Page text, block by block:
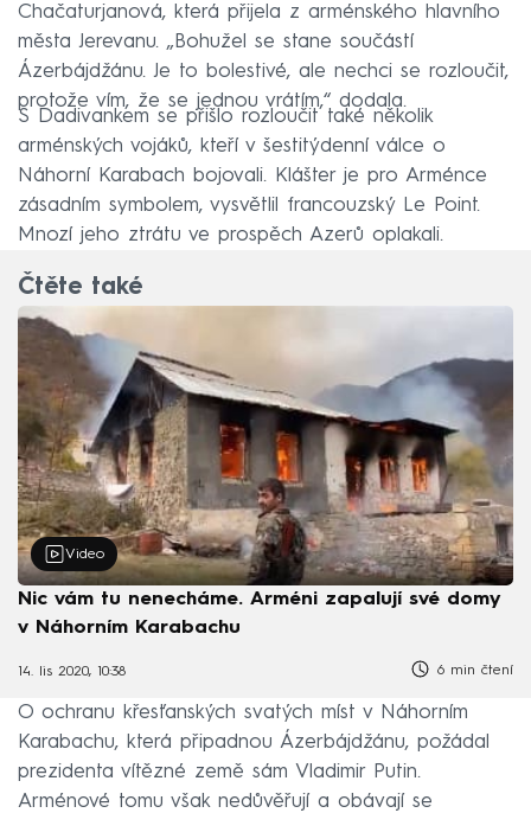
Chačaturjanová, která přijela z arménského hlavního
města Jerevanu. „Bohužel se stane součástí
Ázerbájdžánu. Je to bolestivé, ale nechci se rozloučit,
protože vím, že se jednou vrátím,“ dodala.
S Dadivankem se přišlo rozloučit také několik
arménských vojáků, kteří v šestitýdenní válce o
Náhorní Karabach bojovali. Klášter je pro Arménce
zásadním symbolem, vysvětlil francouzský Le Point.
Mnozí jeho ztrátu ve prospěch Azerů oplakali.
Čtěte také
Video
Nic vám tu nenecháme. Arméni zapalují své domy
v Náhorním Karabachu
14. lis 2020, 10:38 6 min čtení
O ochranu křesťanských svatých míst v Náhorním
Karabachu, která připadnou Ázerbájdžánu, požádal
prezidenta vítězné země sám Vladimir Putin.
Arménové tomu však nedůvěřují a obávají se